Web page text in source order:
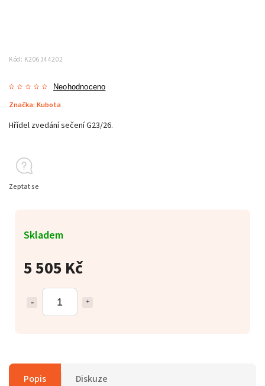
Kód: K206344202
Neohodnoceno
Značka: Kubota
5 505 Kč
Skladem
Hřídel zvedání sečení G23/26.
Zeptat se
Popis Diskuze